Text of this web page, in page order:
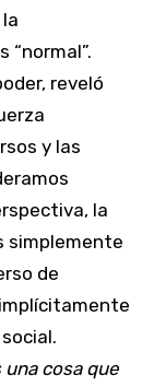
“normal”.
reveló
y las
la
simplemente
de
una cosa que